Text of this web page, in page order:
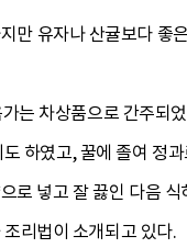
만 유자나 산귤보다 좋
는 차상품으로 간주되
하였고, 꿀에 졸여 정
로 넣고 잘 끓인 다음
리법이 소개되고 있다.